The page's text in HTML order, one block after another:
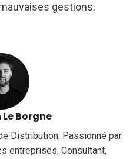
gestions.
Borgne
Distribution. Passionné par
entreprises. Consultant,